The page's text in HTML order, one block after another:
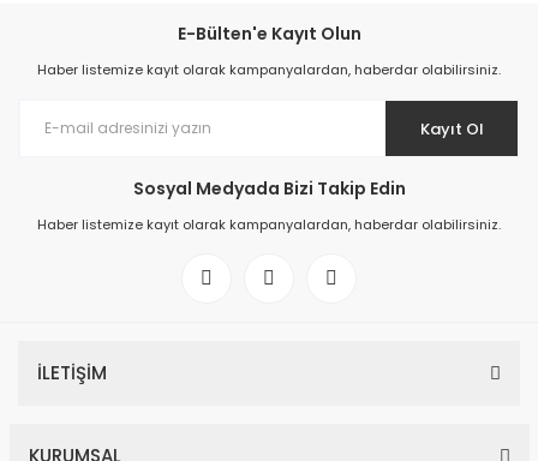
E-Bülten'e Kayıt Olun
Haber listemize kayıt olarak kampanyalardan, haberdar olabilirsiniz.
Kayıt Ol
Sosyal Medyada Bizi Takip Edin
Haber listemize kayıt olarak kampanyalardan, haberdar olabilirsiniz.
İLETİŞİM
KURUMSAL